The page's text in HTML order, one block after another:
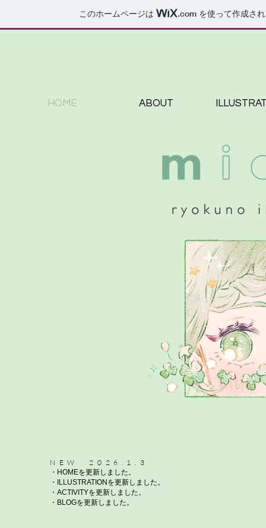
このホームページは .com を使って作成さ
HOME ABOUT
NEW 2026.1.3
・ HOMEを更新しました。
​・
ILLUSTRATIONを更新しました。​
・ACTIVITYを更新しました。
​・BLOGを更新しました。